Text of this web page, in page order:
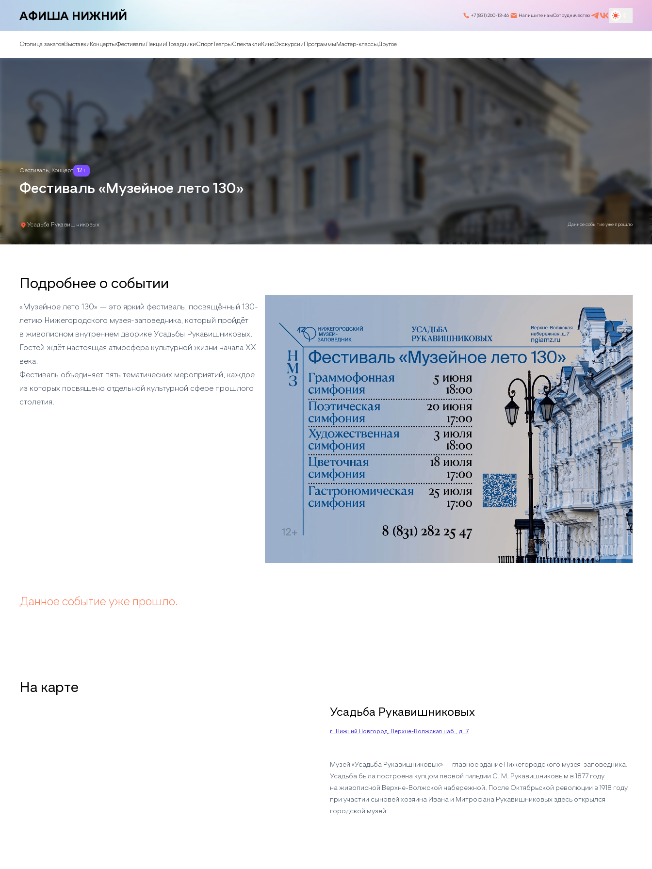
АФИША НИЖНИЙ +7 (831) 260-13-46 Напишите намСотрудничество
Столица закатовВыставкиКонцертыФестивалиЛекции ПраздникиСпорт ТеатрыСпектаклиКиноЭкскурсии Программы Мастер-классыДругое
Фестиваль, Концерт 12+
Фестиваль «Музейное лето 130»
Усадьба Рукавишниковых Данное событие уже прошло
Подробнее о событии
«Музейное лето 130» — это яркий фестиваль, посвящённый 130-
летию Нижегородского музея-заповедника, который пройдёт
в живописном внутреннем дворике Усадьбы Рукавишниковых.
Гостей ждёт настоящая атмосфера культурной жизни начала XX
века.
Фестиваль объединяет пять тематических мероприятий, каждое
из которых посвящено отдельной культурной сфере прошлого
столетия.
Данное событие уже прошло.
На карте
Усадьба Рукавишниковых
г. Нижний Новгород, Верхне-Волжская наб., д. 7
Музей «Усадьба Рукавишниковых» — главное здание Нижегородского музея-заповедника.
Усадьба была построена купцом первой гильдии С. М. Рукавишниковым в 1877 году
на живописной Верхне-Волжской набережной. После Октябрьской революции в 1918 году
при участии сыновей хозяина Ивана и Митрофана Рукавишниковых здесь открылся
городской музей.